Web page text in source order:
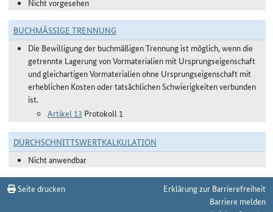
Nicht vorgesehen
BUCHMÄSSIGE TRENNUNG
Die Bewilligung der buchmäßigen Trennung ist möglich, wenn die
getrennte Lagerung von Vormaterialien mit Ursprungseigenschaft
und gleichartigen Vormaterialien ohne Ursprungseigenschaft mit
erheblichen Kosten oder tatsächlichen Schwierigkeiten verbunden
ist.
Artikel 13 Protokoll 1
DURCHSCHNITTSWERTKALKULATION
Nicht anwendbar
Seite drucken
Erklärung zur Barrierefreiheit
Barriere melden